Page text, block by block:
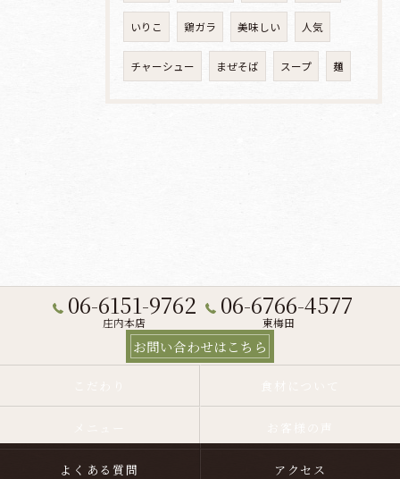
いりこ 鶏ガラ 美味しい 人気
チャーシュー まぜそば スープ 麺
06-6151-9762
庄内本店
06-6766-4577
東梅田
お問い合わせはこちら
よくある質問 アクセス